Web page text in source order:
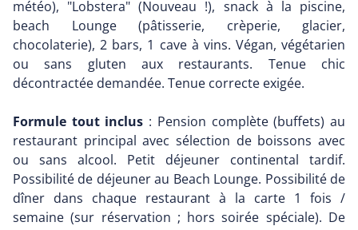
météo), "Lobstera" (Nouveau !), snack à la piscine,
beach Lounge (pâtisserie, crèperie, glacier,
chocolaterie), 2 bars, 1 cave à vins. Végan, végétarien
ou sans gluten aux restaurants. Tenue chic
décontractée demandée. Tenue correcte exigée.
Formule tout inclus : Pension complète (buffets) au
restaurant principal avec sélection de boissons avec
ou sans alcool. Petit déjeuner continental tardif.
Possibilité de déjeuner au Beach Lounge. Possibilité de
dîner dans chaque restaurant à la carte 1 fois /
semaine (sur réservation ; hors soirée spéciale). De